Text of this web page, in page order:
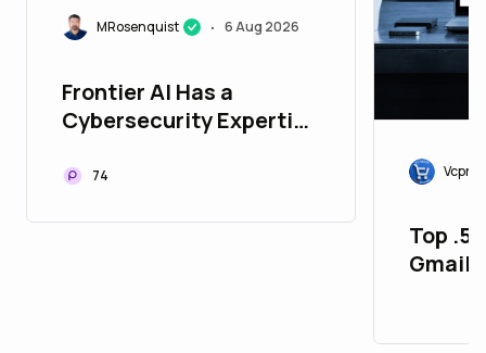
MRosenquist • 6 Aug 2026
Frontier AI Has a
Cybersecurity Expertise
74
Top
Gmail